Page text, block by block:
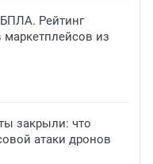
БПЛА. Рейтинг
из
закрыли: что
атаки дронов